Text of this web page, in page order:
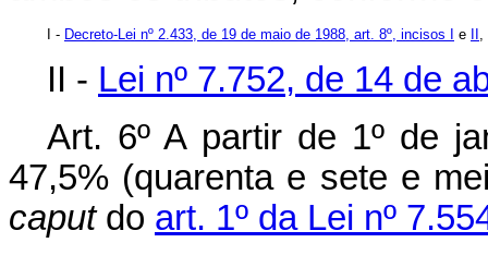
I - Decreto-Lei nº 2.433, de 19 de maio de 1988, art. 8º, incisos I e ,
II - Lei nº 7.752, de 14 de
Art. 6º A partir de 1º de
47,5% (quarenta e sete e
caput do art. 1º da Lei nº